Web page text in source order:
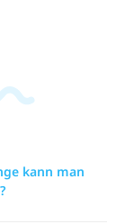
kann man